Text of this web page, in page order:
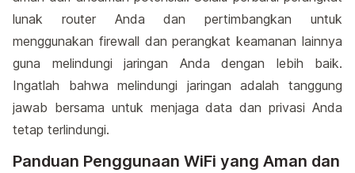
lunak router Anda dan pertimbangkan untuk
menggunakan firewall dan perangkat keamanan lainnya
guna melindungi jaringan Anda dengan lebih baik.
Ingatlah bahwa melindungi jaringan adalah tanggung
jawab bersama untuk menjaga data dan privasi Anda
tetap terlindungi.
Panduan Penggunaan WiFi yang Aman dan